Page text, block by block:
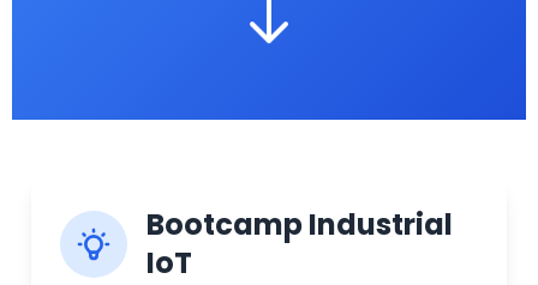
Bootcamp Industrial
IoT